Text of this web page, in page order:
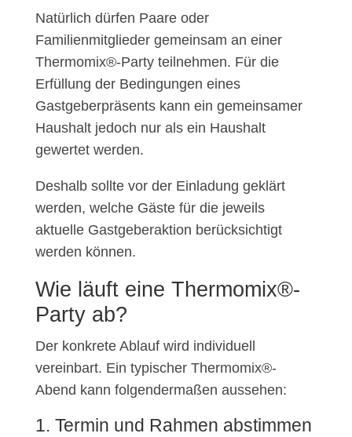
Natürlich dürfen Paare oder
Familienmitglieder gemeinsam an einer
Thermomix®-Party teilnehmen. Für die
Erfüllung der Bedingungen eines
Gastgeberpräsents kann ein gemeinsamer
Haushalt jedoch nur als ein Haushalt
gewertet werden.
Deshalb sollte vor der Einladung geklärt
werden, welche Gäste für die jeweils
aktuelle Gastgeberaktion berücksichtigt
werden können.
Wie läuft eine Thermomix®-
Party ab?
Der konkrete Ablauf wird individuell
vereinbart. Ein typischer Thermomix®-
Abend kann folgendermaßen aussehen:
1. Termin und Rahmen abstimmen